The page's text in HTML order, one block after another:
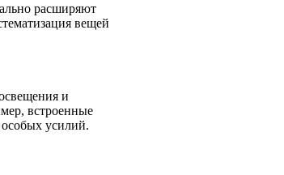
расширяют
вещей
и
встроенные
усилий.